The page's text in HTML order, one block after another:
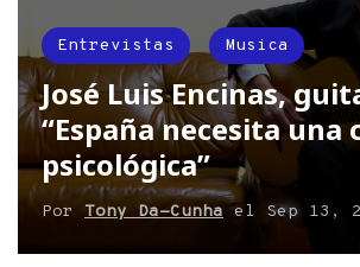
Entrevistas Musica
José Luis Encinas,
“España necesita una
psicológica”
Por Tony Da-Cunha el Sep 13,